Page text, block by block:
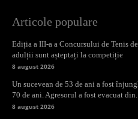
Articole populare
Ediția a III-a a Concursului de Tenis
adulții sunt așteptați la competiție
8 august 2026
Un sucevean de 53 de ani a fost
70 de ani. Agresorul a fost evacuat
8 august 2026